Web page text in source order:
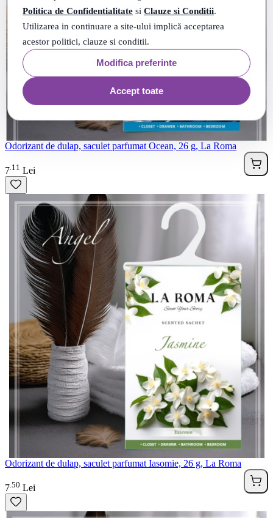
Politica de Confidentialitate si Clauze si Conditii.
Utilizarea in continuare a site-ului implică acceptarea
acestor politici, clauze si conditii.
Modifica preferinte
Accept toate
Odorizant de dulap, saculet parfumat Ocean, 26 g, La Roma
7 11 Lei
Odorizant de dulap, saculet parfumat Iasomie, 26 g, La Roma
7 50 Lei